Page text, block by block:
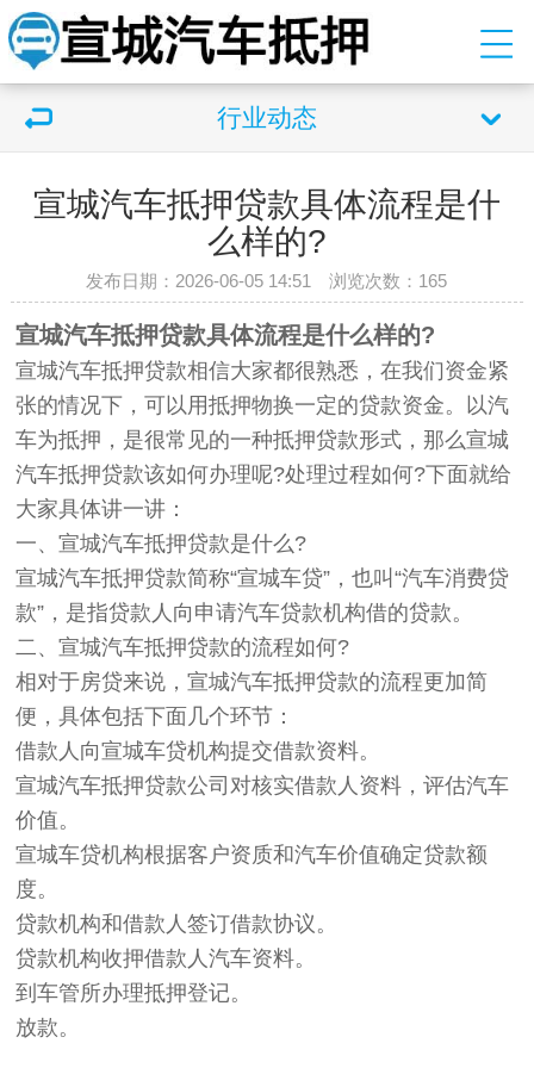
行业动态
宣城汽车抵押贷款具体流程是什
么样的?
发布日期：2026-06-05 14:51 浏览次数： 165
宣城汽车抵押贷款具体流程是什么样的?
宣城汽车抵押贷款相信大家都很熟悉，在我们资金紧
张的情况下，可以用抵押物换一定的贷款资金。以汽
车为抵押，是很常见的一种抵押贷款形式，那么宣城
汽车抵押贷款该如何办理呢?处理过程如何?下面就给
大家具体讲一讲：
一、宣城汽车抵押贷款是什么?
宣城汽车抵押贷款简称“宣城车贷”，也叫“汽车消费贷
款”，是指贷款人向申请汽车贷款机构借的贷款。
二、宣城汽车抵押贷款的流程如何?
相对于房贷来说，宣城汽车抵押贷款的流程更加简
便，具体包括下面几个环节：
借款人向宣城车贷机构提交借款资料。
宣城汽车抵押贷款公司对核实借款人资料，评估汽车
价值。
宣城车贷机构根据客户资质和汽车价值确定贷款额
度。
贷款机构和借款人签订借款协议。
贷款机构收押借款人汽车资料。
到车管所办理抵押登记。
放款。